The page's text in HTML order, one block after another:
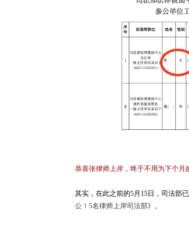
恭喜张律师上岸，终于不用为下个月
其实，在此之前的5月15日，司法部
公！5名律师上岸司法部》。